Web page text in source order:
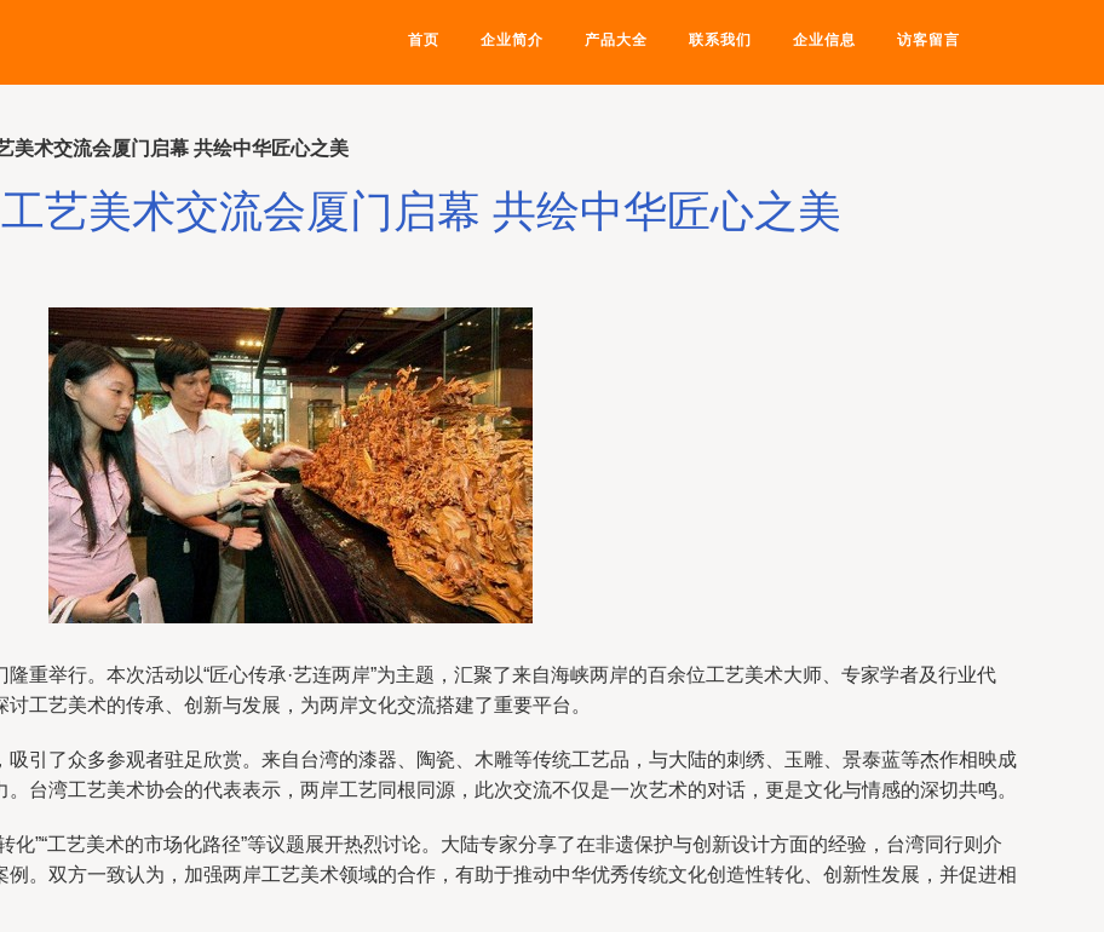
首页 企业简介 产品大全 联系我们 企业信息 访客留言
美术交流会厦门启幕 共绘中华匠心之美
艺美术交流会厦门启幕 共绘中华匠心之美
重举行。本次活动以“匠心传承·艺连两岸”为主题，汇聚了来自海峡两岸的百余位工艺美术大师、专家学者及行业代
工艺美术的传承、创新与发展，为两岸文化交流搭建了重要平台。
引了众多参观者驻足欣赏。来自台湾的漆器、陶瓷、木雕等传统工艺品，与大陆的刺绣、玉雕、景泰蓝等杰作相映成
台湾工艺美术协会的代表表示，两岸工艺同根同源，此次交流不仅是一次艺术的对话，更是文化与情感的深切共鸣。
化”“工艺美术的市场化路径”等议题展开热烈讨论。大陆专家分享了在非遗保护与创新设计方面的经验，台湾同行则介
。双方一致认为，加强两岸工艺美术领域的合作，有助于推动中华优秀传统文化创造性转化、创新性发展，并促进相